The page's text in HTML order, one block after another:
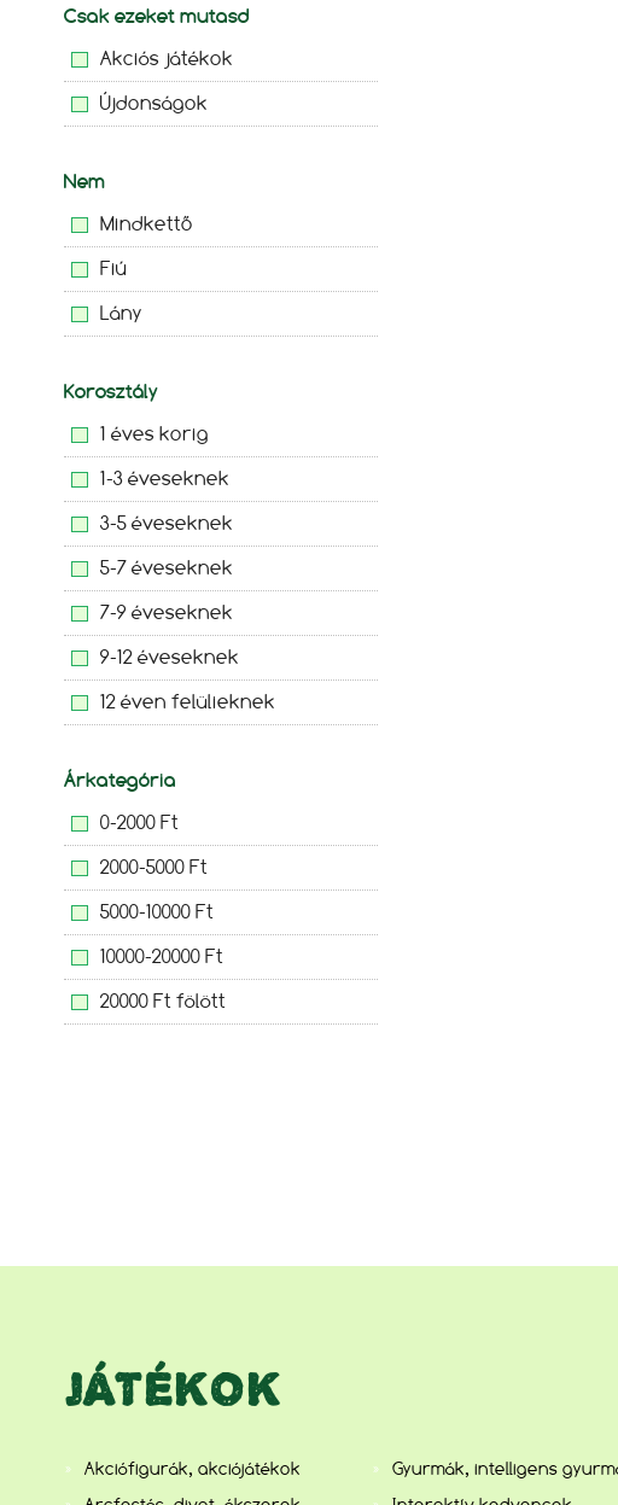
Csak ezeket mutasd
Akciós játékok
Újdonságok
Nem
Mindkettő
Fiú
Lány
Korosztály
1 éves korig
1-3 éveseknek
3-5 éveseknek
5-7 éveseknek
7-9 éveseknek
9-12 éveseknek
12 éven felülieknek
Árkategória
0-2000 Ft
2000-5000 Ft
5000-10000 Ft
10000-20000 Ft
20000 Ft fölött
JÁTÉKOK
Akciófigurák, akciójátékok
Gyurmák, intelligens